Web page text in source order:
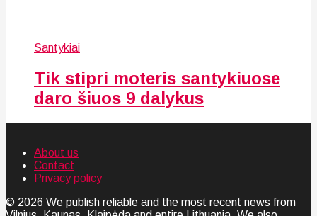
Santykiai
Tik stipri moteris santykiuose
daro šiuos 9 dalykus
About us
Contact
Privacy policy
© 2026 We publish reliable and the most recent news from